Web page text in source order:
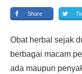
Share
Obat herbal sejak
berbagai macam
ada maupun